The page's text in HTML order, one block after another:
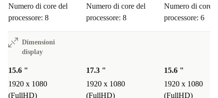
HP ZBook Fury 15 G8 ricondizionato è la soluzione
pratica, potente e consapevole per chi non accetta
compromessi tra performance e responsabilità
ambientale. Porta la tua produttività a un nuovo livello e
scegli un futuro più verde con refurbed.
Numero di core del
processore: 8
Numero di core del
processore: 8
Numero di core
processore: 6
Dimensioni
display
15.6 "
1920 x 1080
(FullHD)
17.3 "
1920 x 1080
(FullHD)
15.6 "
1920 x 1080
(FullHD)